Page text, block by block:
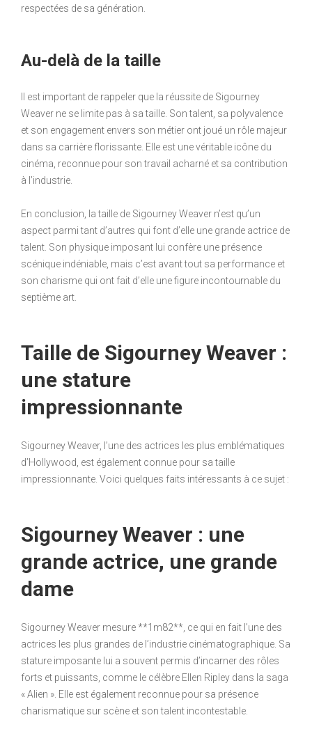
respectées de sa génération.
Au-delà de la taille
Il est important de rappeler que la réussite de Sigourney
Weaver ne se limite pas à sa taille. Son talent, sa polyvalence
et son engagement envers son métier ont joué un rôle majeur
dans sa carrière florissante. Elle est une véritable icône du
cinéma, reconnue pour son travail acharné et sa contribution
à l’industrie.
En conclusion, la taille de Sigourney Weaver n’est qu’un
aspect parmi tant d’autres qui font d’elle une grande actrice de
talent. Son physique imposant lui confère une présence
scénique indéniable, mais c’est avant tout sa performance et
son charisme qui ont fait d’elle une figure incontournable du
septième art.
Taille de Sigourney Weaver :
une stature
impressionnante
Sigourney Weaver, l’une des actrices les plus emblématiques
d’Hollywood, est également connue pour sa taille
impressionnante. Voici quelques faits intéressants à ce sujet :
Sigourney Weaver : une
grande actrice, une grande
dame
Sigourney Weaver mesure **1m82**, ce qui en fait l’une des
actrices les plus grandes de l’industrie cinématographique. Sa
stature imposante lui a souvent permis d’incarner des rôles
forts et puissants, comme le célèbre Ellen Ripley dans la saga
« Alien ». Elle est également reconnue pour sa présence
charismatique sur scène et son talent incontestable.